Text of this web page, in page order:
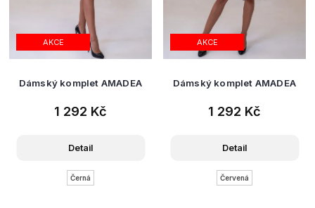
AKCE
Dámský komplet AMADEA
1 292 Kč
Detail
Černá
AKCE
Dámský komplet AMADEA
1 292 Kč
Detail
Červená